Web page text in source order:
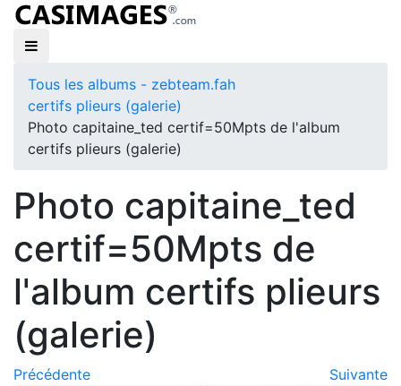
Tous les albums - zebteam.fah
certifs plieurs (galerie)
Photo capitaine_ted certif=50Mpts de l'album
certifs plieurs (galerie)
Photo capitaine_ted
certif=50Mpts de
l'album certifs plieurs
(galerie)
Précédente Suivante